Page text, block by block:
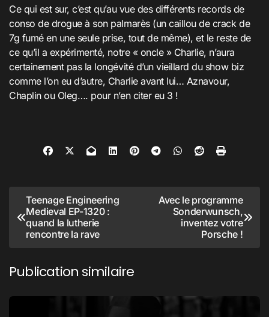
Ce qui est sur, c’est qu’au vue des différents records de
conso de drogue à son palmarès (un caillou de crack de
7g fumé en une seule prise, tout de même), et le reste de
ce qu’il a expérimenté, notre « oncle » Charlie, n’aura
certainement pas la longévité d’un vieillard du show biz
comme l’on eu d’autre, Charlie avant lui… Aznavour,
Chaplin ou Oleg…. pour n’en citer eu 3 !
Navigation
de
l’article
Teenage Engineering
Medieval EP-1320 :
quand la lutherie
rencontre la rave
Avec le programme
Sonderwunsch,
inventez votre
Porsche !
Publication similaire